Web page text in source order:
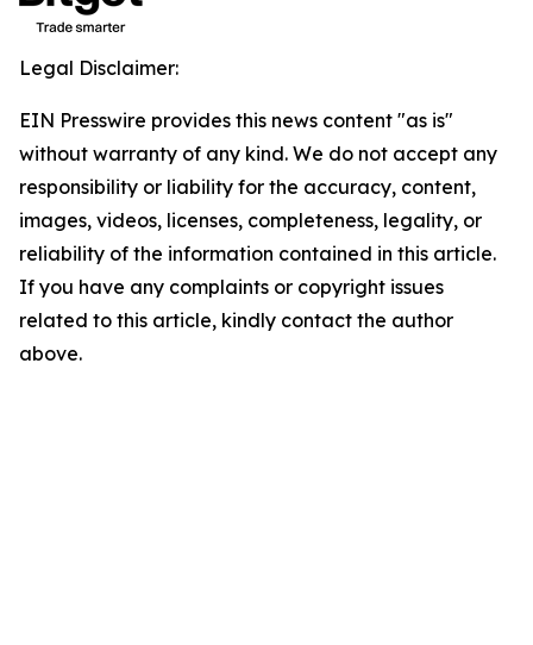
Legal Disclaimer:
EIN Presswire provides this news content "as is"
without warranty of any kind. We do not accept any
responsibility or liability for the accuracy, content,
images, videos, licenses, completeness, legality, or
reliability of the information contained in this article.
If you have any complaints or copyright issues
related to this article, kindly contact the author
above.